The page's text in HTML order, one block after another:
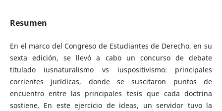
Resumen
En el marco del Congreso de Estudiantes de Derecho, en su
sexta edición, se llevó a cabo un concurso de debate
titulado iusnaturalismo vs iuspositivismo: principales
corrientes jurídicas, donde se suscitaron puntos de
encuentro entre las principales tesis que cada doctrina
sostiene. En este ejercicio de ideas, un servidor tuvo la